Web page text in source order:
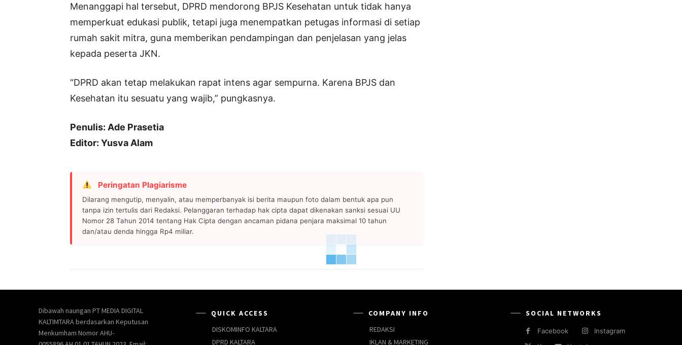
Menanggapi hal tersebut, DPRD mendorong BPJS Kesehatan untuk tidak hanya
memperkuat edukasi publik, tetapi juga menempatkan petugas informasi di setiap
rumah sakit mitra, guna memberikan pendampingan dan penjelasan yang jelas
kepada peserta JKN.
“DPRD akan tetap melakukan rapat intens agar sempurna. Karena BPJS dan
Kesehatan itu sesuatu yang wajib,” pungkasnya.
Penulis: Ade Prasetia
Editor: Yusva Alam
Peringatan Plagiarisme
Dilarang mengutip, menyalin, atau memperbanyak isi berita maupun foto dalam bentuk apa pun
tanpa izin tertulis dari Redaksi. Pelanggaran terhadap hak cipta dapat dikenakan sanksi sesuai UU
Nomor 28 Tahun 2014 tentang Hak Cipta dengan ancaman pidana penjara maksimal 10 tahun
dan/atau denda hingga Rp4 miliar.
Dibawah naungan PT MEDIA DIGITAL
KALTIMTARA berdasarkan Keputusan
Menkumham Nomor AHU-
QUICK ACCESS
DISKOMINFO KALTARA
DPRD KALTARA
COMPANY INFO
REDAKSI
IKLAN & MARKETING
SOCIAL NETWORKS
Facebook
Instagram